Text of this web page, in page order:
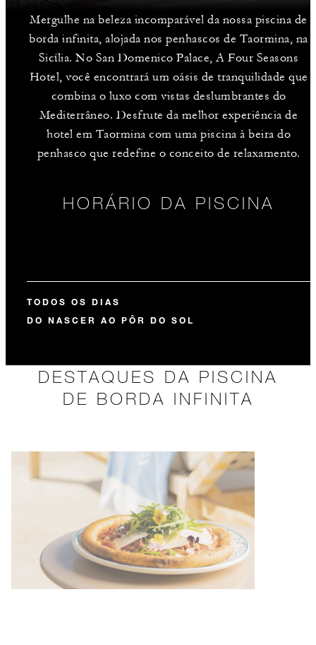
Mergulhe na beleza incomparável da nossa piscina de
borda infinita, alojada nos penhascos de Taormina, na
Sicília. No San Domenico Palace, A Four Seasons
Hotel, você encontrará um oásis de tranquilidade que
combina o luxo com vistas deslumbrantes do
Mediterrâneo. Desfrute da melhor experiência de
hotel em Taormina com uma piscina à beira do
penhasco que redefine o conceito de relaxamento.
HORÁRIO DA PISCINA
TODOS OS DIAS
DO NASCER AO PÔR DO SOL
DESTAQUES DA PISCINA
DE BORDA INFINITA